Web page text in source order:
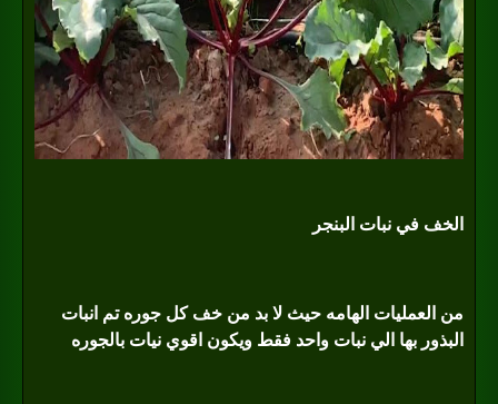
الخف في نبات البنجر
من العمليات الهامه حيث لا بد من خف كل جوره تم انبات
البذور بها الي نبات واحد فقط ويكون اقوي نيات بالجوره